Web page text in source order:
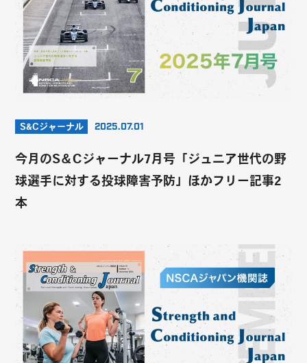
S&Cジャーナル 2025.07.01
今月のS＆Cジャーナル7月号「ジュニア世代の野
球選手に対する投球障害予防」ほかフリー記事2
本